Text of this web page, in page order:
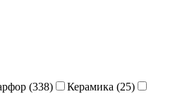
(338) Керамика (25)